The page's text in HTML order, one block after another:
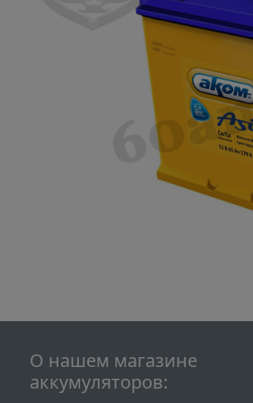
О нашем магазине
аккумуляторов: